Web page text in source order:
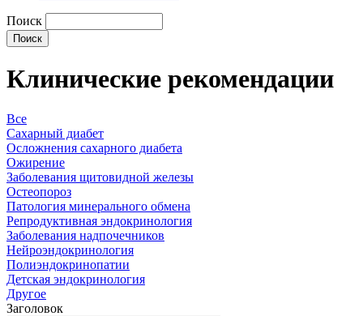
Поиск
Клинические рекомендации
Все
Сахарный диабет
Осложнения сахарного диабета
Ожирение
Заболевания щитовидной железы
Остеопороз
Патология минерального обмена
Репродуктивная эндокринология
Заболевания надпочечников
Нейроэндокринология
Полиэндокринопатии
Детская эндокринология
Другое
Заголовок